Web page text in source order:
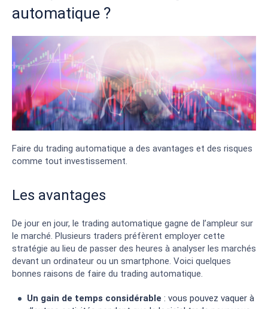
automatique ?
Faire du trading automatique a des avantages et des risques
comme tout investissement.
Les avantages
De jour en jour, le trading automatique gagne de l’ampleur sur
le marché. Plusieurs traders préfèrent employer cette
stratégie au lieu de passer des heures à analyser les marchés
devant un ordinateur ou un smartphone. Voici quelques
bonnes raisons de faire du trading automatique.
Un gain de temps considérable : vous pouvez vaquer à